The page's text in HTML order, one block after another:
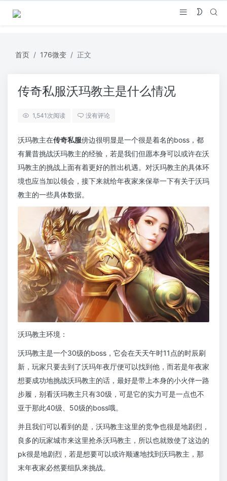
首页 176微变 正文
传奇私服沃玛教主是什么情况
1,541 次阅读 没有评论
沃玛教主在传奇私服傍边很明显是一个很是着名的boss，都
有曩昔挑战沃玛教主的经验，若是我们但愿本身可以或许在沃
玛教主的挑战上面有着更好的胜出机遇。对沃玛教主的具体环
境也应当加以领会，接下来就给年夜家来保举一下有关于沃玛
教主的一些具体数据。
沃玛教主环境：
沃玛教主是一个30级的boss，它会在天天午时11点的时辰刷
新，玩家只要去到了沃玛年夜厅便可以找到他，而若是年夜家
想要成功地挑战沃玛教主的话，最好是带上本身的小火伴一路
步履，别看沃玛教主只有30级，可是它的实力可是一点也不
亚于那此40级、50级的boss哦。
并且我们可以看到的是，沃玛教主这里的竞争也很是地剧烈，
良多的玩家城市来这里抢杀沃玛教主，所以也就致使了这边的
pk很是地剧烈，若是想要可以或许顺遂地找到沃玛教主，那
末年夜家必然要组队来挑战。